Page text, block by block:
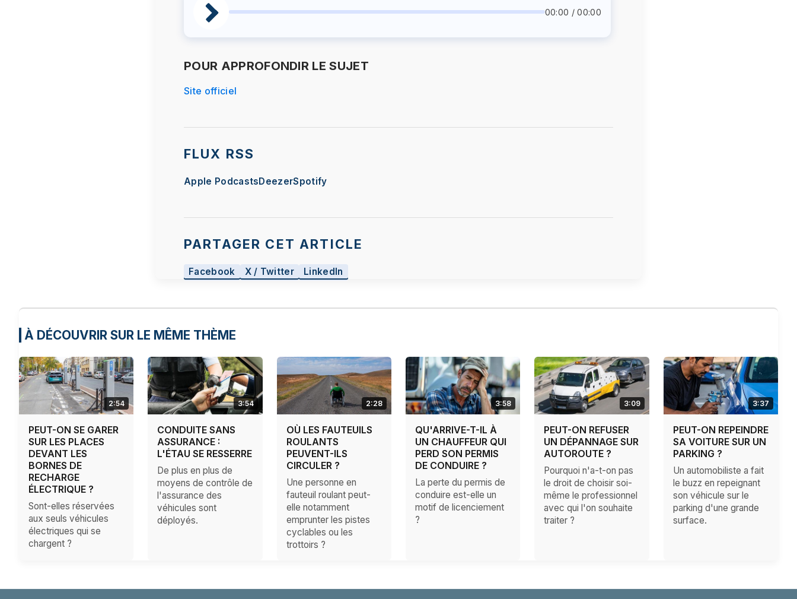
00:00 / 00:00
POUR APPROFONDIR LE SUJET
Site officiel
FLUX RSS
Apple Podcasts DeezerSpotify
PARTAGER CET ARTICLE
Facebook X / Twitter LinkedIn
À DÉCOUVRIR SUR LE MÊME THÈME
2:54
PEUT-ON SE GARER
SUR LES PLACES
DEVANT LES
BORNES DE
RECHARGE
ÉLECTRIQUE ?
Sont-elles réservées
aux seuls véhicules
électriques qui se
chargent ?
3:54
CONDUITE SANS
ASSURANCE :
L'ÉTAU SE RESSERRE
De plus en plus de
moyens de contrôle de
l'assurance des
véhicules sont
déployés.
2:28
OÙ LES FAUTEUILS
ROULANTS
PEUVENT-ILS
CIRCULER ?
Une personne en
fauteuil roulant peut-
elle notamment
emprunter les pistes
cyclables ou les
trottoirs ?
3:58
QU'ARRIVE-T-IL À
UN CHAUFFEUR QUI
PERD SON PERMIS
DE CONDUIRE ?
La perte du permis de
conduire est-elle un
motif de licenciement
?
3:09
PEUT-ON REFUSER
UN DÉPANNAGE SUR
AUTOROUTE ?
Pourquoi n'a-t-on pas
le droit de choisir soi-
même le professionnel
avec qui l'on souhaite
traiter ?
3:37
PEUT-ON REPEINDRE
SA VOITURE SUR UN
PARKING ?
Un automobiliste a fait
le buzz en repeignant
son véhicule sur le
parking d'une grande
surface.